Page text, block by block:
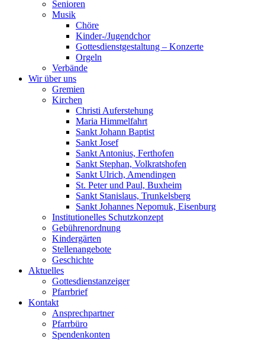
Senioren
Musik
Chöre
Kinder-/Jugendchor
Gottesdienstgestaltung – Konzerte
Orgeln
Verbände
Wir über uns
Gremien
Kirchen
Christi Auferstehung
Maria Himmelfahrt
Sankt Johann Baptist
Sankt Josef
Sankt Antonius, Ferthofen
Sankt Stephan, Volkratshofen
Sankt Ulrich, Amendingen
St. Peter und Paul, Buxheim
Sankt Stanislaus, Trunkelsberg
Sankt Johannes Nepomuk, Eisenburg
Institutionelles Schutzkonzept
Gebührenordnung
Kindergärten
Stellenangebote
Geschichte
Aktuelles
Gottesdienstanzeiger
Pfarrbrief
Kontakt
Ansprechpartner
Pfarrbüro
Spendenkonten